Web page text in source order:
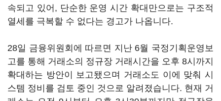
속되고 있어, 단순한 운영 시간 확대만으로는 구조적
열세를 극복할 수 없다는 경고가 나옵니다.
28일 금융위원회에 따르면 지난 6월 국정기획운영보
고를 통해 거래소의 정규장 거래시간을 오후 8시까지
확대하는 방안이 보고됐으며 거래소도 이에 맞춰 시
스템 정비를 검토 중인 것으로 알려졌습니다. 현재 거